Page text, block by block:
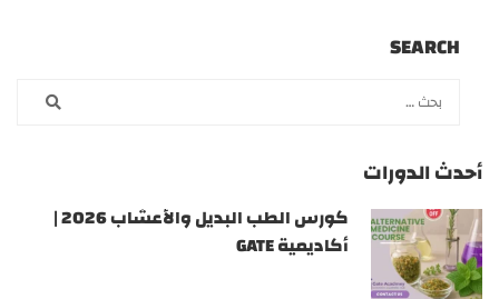
SEARCH
أحدث الدورات
كورس الطب البديل والأعشاب 2026 |
أكاديمية GATE